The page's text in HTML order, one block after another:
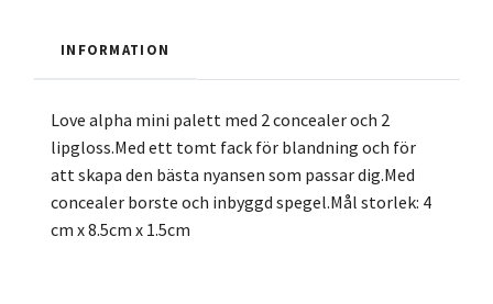
INFORMATION
Love alpha mini palett med 2 concealer och 2
lipgloss.Med ett tomt fack för blandning och för
att skapa den bästa nyansen som passar dig.Med
concealer borste och inbyggd spegel.Mål storlek: 4
cm x 8.5cm x 1.5cm